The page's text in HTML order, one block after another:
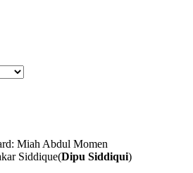
Miah Abdul Momen
Siddique(Dipu Siddiqui)